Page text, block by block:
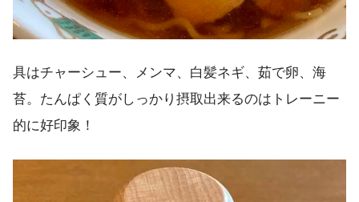
具はチャーシュー、メンマ、白髪ネギ、茹で卵、海
苔。たんぱく質がしっかり摂取出来るのはトレーニー
的に好印象！